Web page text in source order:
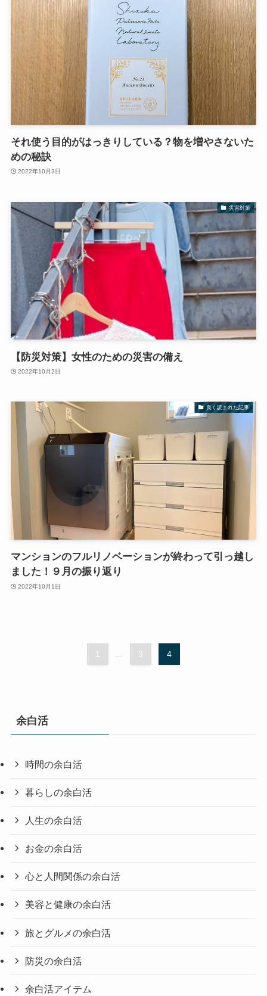
それ使う目的がはっきりしている？物を増やさないた
めの秘訣
2022年10月3日
災害対策
【防災対策】女性のための災害の備え
2022年10月2日
良く読まれた記事
マンションのフルリノベーションが終わって引っ越し
ました！９月の振り返り
2022年10月1日
1 ... 3 4
余白活
時間の余白活
暮らしの余白活
人生の余白活
お金の余白活
心と人間関係の余白活
美容と健康の余白活
旅とグルメの余白活
防災の余白活
余白活アイテム